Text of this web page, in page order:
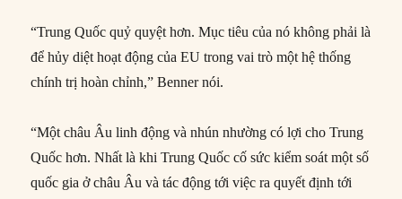
“Trung Quốc quỷ quyệt hơn. Mục tiêu của nó không phải là
để hủy diệt hoạt động của EU trong vai trò một hệ thống
chính trị hoàn chỉnh,” Benner nói.
“Một châu Âu linh động và nhún nhường có lợi cho Trung
Quốc hơn. Nhất là khi Trung Quốc cố sức kiểm soát một số
quốc gia ở châu Âu và tác động tới việc ra quyết định tới